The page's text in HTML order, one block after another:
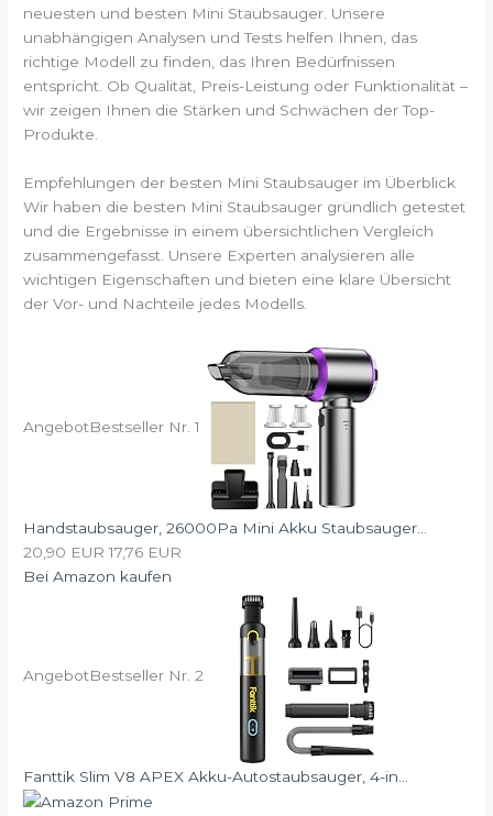
neuesten und besten Mini Staubsauger. Unsere
unabhängigen Analysen und Tests helfen Ihnen, das
richtige Modell zu finden, das Ihren Bedürfnissen
entspricht. Ob Qualität, Preis-Leistung oder Funktionalität –
wir zeigen Ihnen die Stärken und Schwächen der Top-
Produkte.
Empfehlungen der besten Mini Staubsauger im Überblick
Wir haben die besten Mini Staubsauger gründlich getestet
und die Ergebnisse in einem übersichtlichen Vergleich
zusammengefasst. Unsere Experten analysieren alle
wichtigen Eigenschaften und bieten eine klare Übersicht
der Vor- und Nachteile jedes Modells.
AngebotBestseller Nr. 1
Handstaubsauger, 26000Pa Mini Akku Staubsauger...
20,90 EUR 17,76 EUR
Bei Amazon kaufen
AngebotBestseller Nr. 2
Fanttik Slim V8 APEX Akku-Autostaubsauger, 4-in...